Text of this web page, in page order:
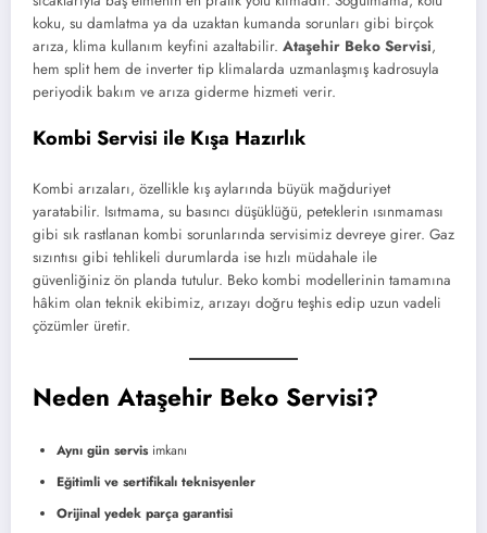
koku, su damlatma ya da uzaktan kumanda sorunları gibi birçok
arıza, klima kullanım keyfini azaltabilir. Ataşehir Beko Servisi,
hem split hem de inverter tip klimalarda uzmanlaşmış kadrosuyla
periyodik bakım ve arıza giderme hizmeti verir.
Kombi Servisi ile Kışa Hazırlık
Kombi arızaları, özellikle kış aylarında büyük mağduriyet
yaratabilir. Isıtmama, su basıncı düşüklüğü, peteklerin ısınmaması
gibi sık rastlanan kombi sorunlarında servisimiz devreye girer. Gaz
sızıntısı gibi tehlikeli durumlarda ise hızlı müdahale ile
güvenliğiniz ön planda tutulur. Beko kombi modellerinin tamamına
hâkim olan teknik ekibimiz, arızayı doğru teşhis edip uzun vadeli
çözümler üretir.
Neden Ataşehir Beko Servisi?
Aynı gün servisimkanı
Eğitimli ve sertifikalı teknisyenler
Orijinal yedek parça garantisi